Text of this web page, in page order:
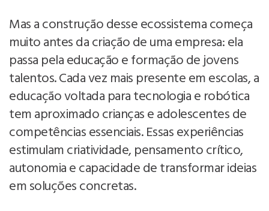
Mas a construção desse ecossistema começa
muito antes da criação de uma empresa: ela
passa pela educação e formação de jovens
talentos. Cada vez mais presente em escolas, a
educação voltada para tecnologia e robótica
tem aproximado crianças e adolescentes de
competências essenciais. Essas experiências
estimulam criatividade, pensamento crítico,
autonomia e capacidade de transformar ideias
em soluções concretas.